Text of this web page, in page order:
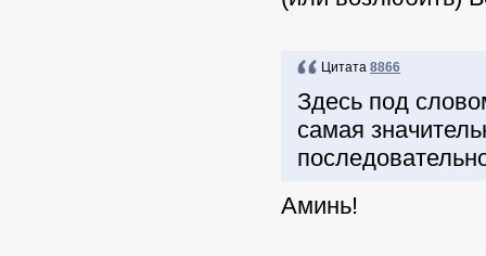
Цитата 8866
Здесь под
самая
Аминь!